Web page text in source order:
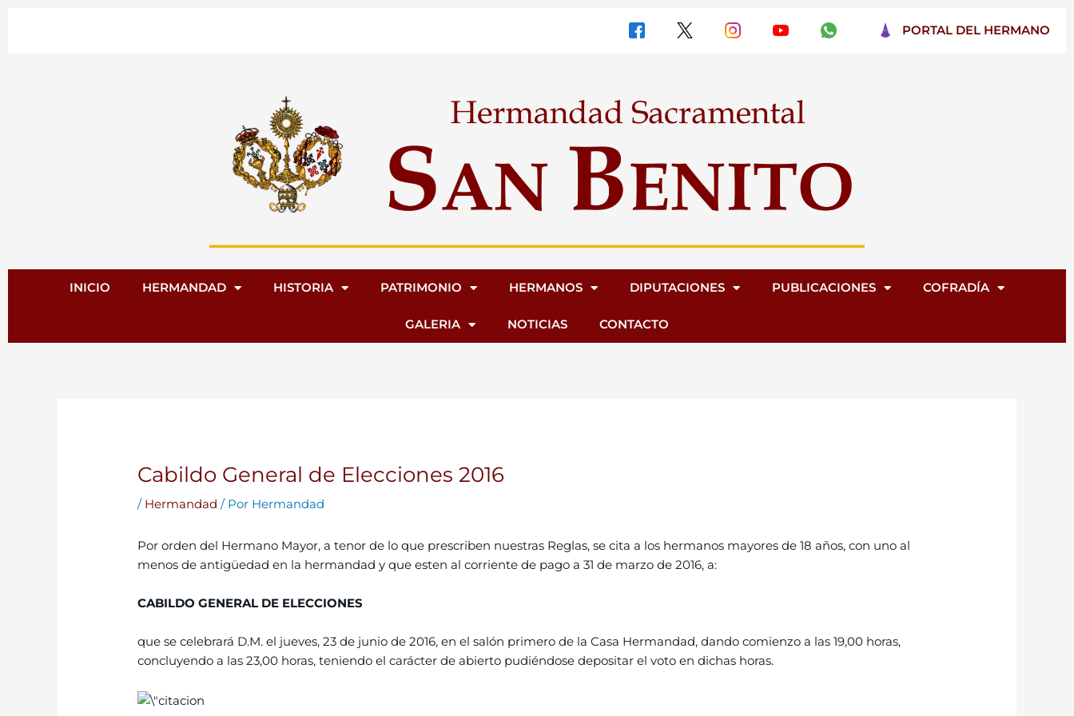
PORTAL DEL HERMANO
INICIO HERMANDAD HISTORIA PATRIMONIO HERMANOS DIPUTACIONES PUBLICACIONES COFRADÍA
GALERIA NOTICIAS CONTACTO
Cabildo General de Elecciones 2016
/ Hermandad / Por Hermandad
Por orden del Hermano Mayor, a tenor de lo que prescriben nuestras Reglas, se cita a los hermanos mayores de 18 años, con uno al
menos de antigüedad en la hermandad y que esten al corriente de pago a 31 de marzo de 2016, a:
CABILDO GENERAL DE ELECCIONES
que se celebrará D.M. el jueves, 23 de junio de 2016, en el salón primero de la Casa Hermandad, dando comienzo a las 19,00 horas,
concluyendo a las 23,00 horas, teniendo el carácter de abierto pudiéndose depositar el voto en dichas horas.